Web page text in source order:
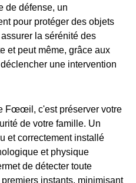
de défense, un
pour protéger des objets
la sérénité des
et peut même, grâce aux
une intervention
Fœœil, c'est préserver votre
de votre famille. Un
et correctement installé
et physique
de détecter toute
instants, minimisant